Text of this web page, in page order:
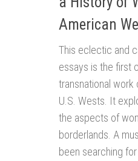
American
This eclectic and
essays is the first
transnational work
U.S. Wests. It
the aspects of
borderlands. A
been searching